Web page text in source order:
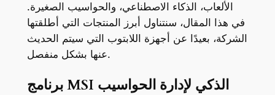
الألعاب، الذكاء الاصطناعي، والحواسيب الصغيرة.
في هذا المقال، سنتناول أبرز المنتجات التي أطلقتها
الشركة، بعيدًا عن أجهزة اللابتوب التي سيتم الحديث
عنها بشكل منفصل.
برنامج MSI الذكي لإدارة الحواسيب